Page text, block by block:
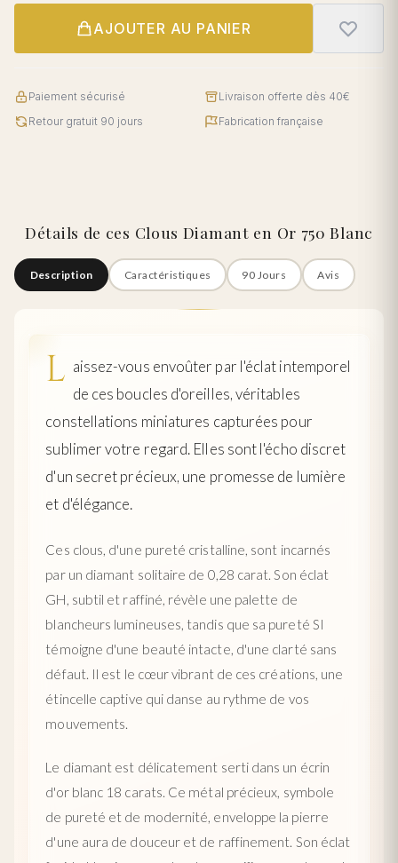
AJOUTER AU PANIER
Paiement sécurisé
Livraison offerte dès 40€
Retour gratuit 90 jours
Fabrication française
Détails de ces Clous Diamant en Or 750 Blanc
Description Caractéristiques 90 Jours Avis
L aissez-vous envoûter par l'éclat intemporel
de ces boucles d'oreilles, véritables
constellations miniatures capturées pour
sublimer votre regard. Elles sont l'écho discret
d'un secret précieux, une promesse de lumière
et d'élégance.
Ces clous, d'une pureté cristalline, sont incarnés
par un diamant solitaire de 0,28 carat. Son éclat
GH, subtil et raffiné, révèle une palette de
blancheurs lumineuses, tandis que sa pureté SI
témoigne d'une beauté intacte, d'une clarté sans
défaut. Il est le cœur vibrant de ces créations, une
étincelle captive qui danse au rythme de vos
mouvements.
Le diamant est délicatement serti dans un écrin
d'or blanc 18 carats. Ce métal précieux, symbole
de pureté et de modernité, enveloppe la pierre
d'une aura de douceur et de raffinement. Son éclat